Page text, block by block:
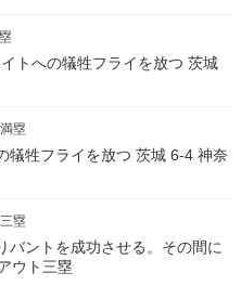
トへの犠牲フライを放つ 茨城
塁
犠牲フライを放つ 茨城 6-4 神奈
塁
バントを成功させる。その間に
ウト三塁